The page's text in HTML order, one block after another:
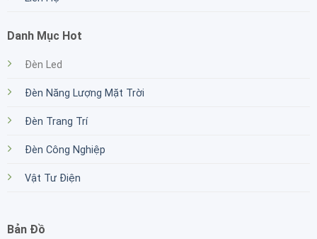
Danh Mục Hot
Đèn Led
Đèn Năng Lượng Mặt Trời
Đèn Trang Trí
Đèn Công Nghiệp
Vật Tư Điện
Bản Đồ